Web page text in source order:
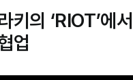
키의 ‘RIOT’에
업